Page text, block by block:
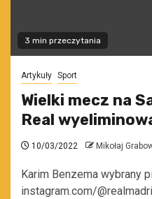
3 min przeczytania
Artykuły Sport
Wielki mecz na
Real
10/03/2022 Mikołaj
Karim Benzema wybrany
instagram.com/